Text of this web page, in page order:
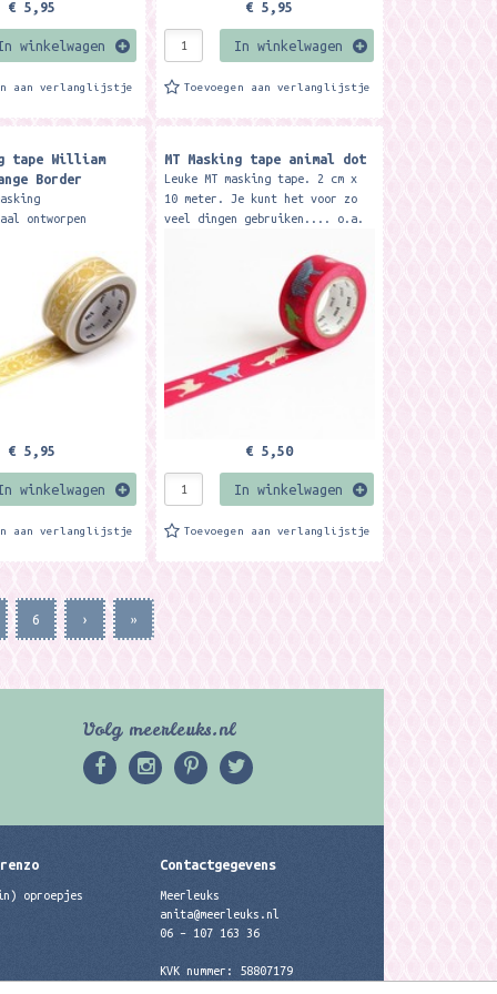
€ 5,95
winkelwagen
aan verlanglijstje
€ 5,95
In winkelwagen
Toevoegen aan verlanglijstje
tape William
Border
ontworpen
Formaat 2 cm x
kunt de tape voor
€ 5,95
winkelwagen
aan verlanglijstje
MT Masking tape animal dot
Leuke MT masking tape. 2 cm x
10 meter. Je kunt het voor zo
veel dingen gebruiken.... o.a.
kado's, post, voor het...
€ 5,50
In winkelwagen
Toevoegen aan verlanglijstje
6 › »
Volg meerleuks.nl
oproepjes
Contactgegevens
Meerleuks
anita@meerleuks.nl
06 – 107 163 36
KVK nummer: 58807179